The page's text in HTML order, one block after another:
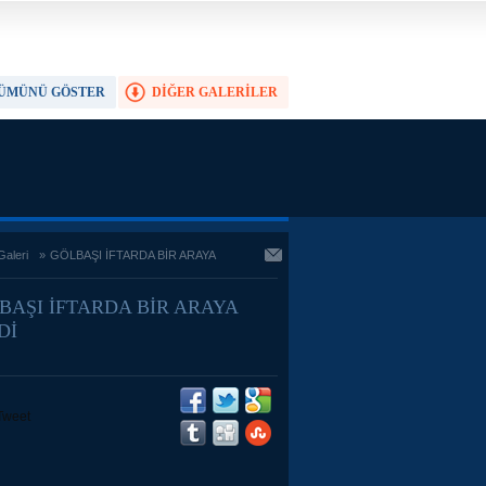
DİĞER GALERİLER
GÖSTER
» GÖLBAŞI İFTARDA BİR ARAYA
İFTARDA BİR ARAYA